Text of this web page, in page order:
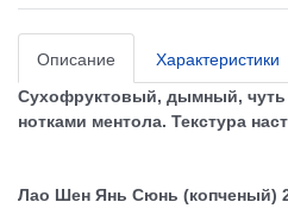
Описание Характеристики
Сухофруктовый, дымный,
нотками ментола. Текстура
Лао Шен Янь Сюнь (копченый)